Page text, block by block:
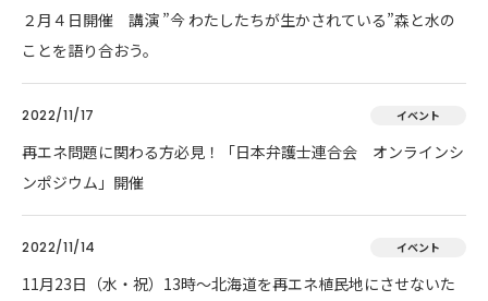
２月４日開催 講演 ”今 わたしたちが生かされている”森と水の
ことを語り合おう。
2022/11/17 イベント
再エネ問題に関わる方必見！「日本弁護士連合会 オンラインシ
ンポジウム」開催
2022/11/14 イベント
11月23日（水・祝）13時～北海道を再エネ植民地にさせないた